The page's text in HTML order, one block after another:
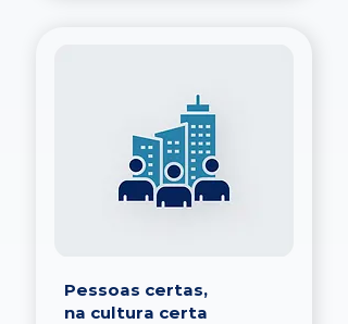
Pessoas certas,
na cultura certa